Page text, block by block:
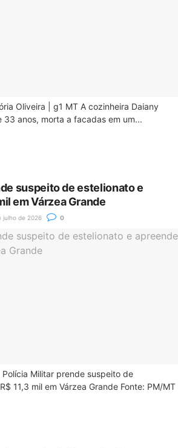
Oliveira | g1 MT A cozinheira Daiany
33 anos, morta a facadas em um...
suspeito de estelionato e
em Várzea Grande
julho de 2026 0
Polícia Militar prende suspeito de
11,3 mil em Várzea Grande Fonte: PM/MT